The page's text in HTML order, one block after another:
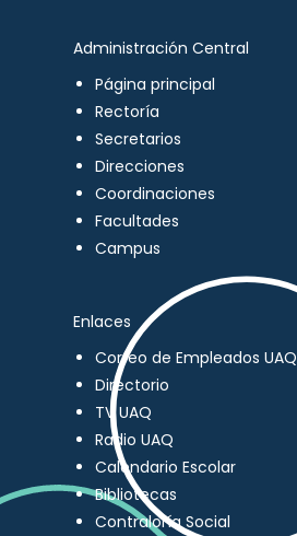
Administración Central
Página principal
Rectoría
Secretarios
Direcciones
Coordinaciones
Facultades
Campus
Enlaces
Correo de Empleados UAQ
Directorio
TV UAQ
Radio UAQ
Calendario Escolar
Bibliotecas
Contraloría Social